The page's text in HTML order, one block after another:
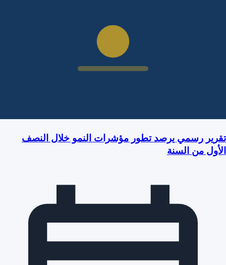
تقرير رسمي يرصد تطور مؤشرات النمو خلال النصف
الأول من السنة